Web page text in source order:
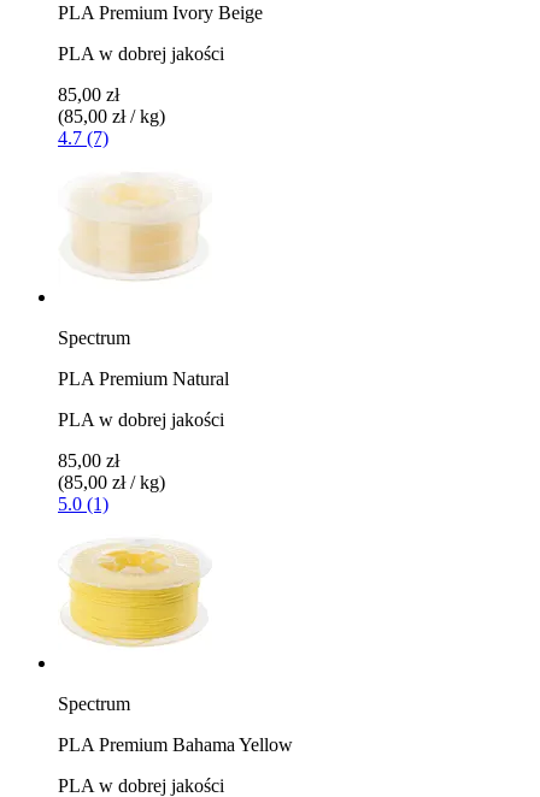
PLA Premium Ivory Beige
PLA w dobrej jakości
85,00 zł
(85,00 zł / kg)
4.7 (7)
Spectrum
PLA Premium Natural
PLA w dobrej jakości
85,00 zł
(85,00 zł / kg)
5.0 (1)
Spectrum
PLA Premium Bahama Yellow
PLA w dobrej jakości